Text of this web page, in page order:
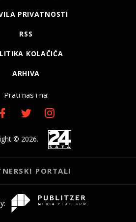
PRIVATNOSTI
RSS
KOLAČIĆA
ARHIVA
Prati nas i na:
© 2026.
PORTALI